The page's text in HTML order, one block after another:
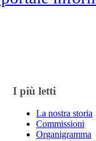
I più letti
La nostra storia
Commissioni
Organigramma